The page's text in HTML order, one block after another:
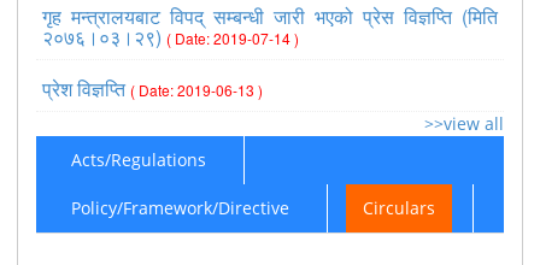
गृह मन्त्रालयबाट विपद् सम्बन्धी जारी भएको प्रेस विज्ञप्ति (मिति
२०७६।०३।२९) ( Date: 2019-07-14 )
प्रेश विज्ञप्ति ( Date: 2019-06-13 )
>>view all
Acts/Regulations
Policy/Framework/Directive Circulars